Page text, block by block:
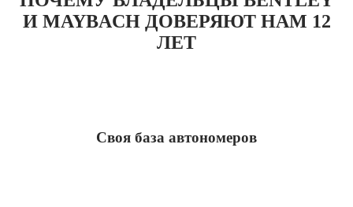
И MAYBACH ДОВЕРЯЮТ НАМ 12
ЛЕТ
Своя база автономеров